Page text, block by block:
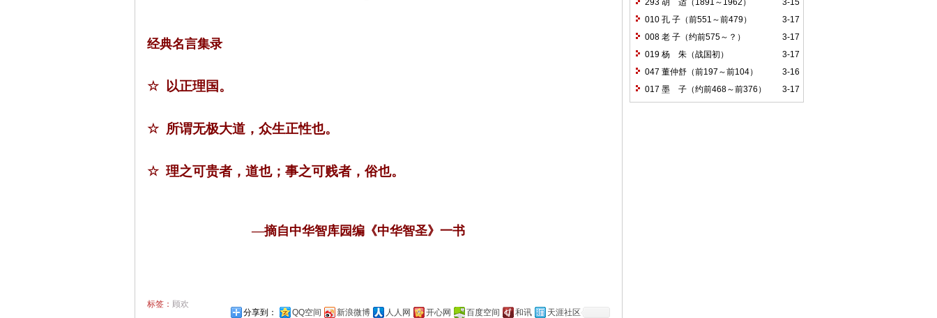
经典名言集录
☆ 以正理国。
☆ 所谓无极大道，众生正性也。
☆ 理之可贵者，道也；事之可贱者，俗也。
—摘自中华智库园编《中华智圣》一书
标签： 顾欢
分享到：
QQ空间 新浪微博 人人网 开心网 百度空间 和讯 天涯社区
3-15
293 胡 适（1891～1962）
3-17
010 孔 子（前551～前479）
3-17
008 老 子（约前575～？）
3-17
019 杨 朱（战国初）
3-16
047 董仲舒（前197～前104）
3-17
017 墨 子（约前468～前376）